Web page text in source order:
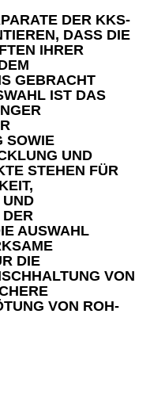
DER KKS-
DASS DIE
IHRER
GEBRACHT
IST DAS
SOWIE
UND
STEHEN FÜR
UND
AUSWAHL
DIE
VON
VON ROH-